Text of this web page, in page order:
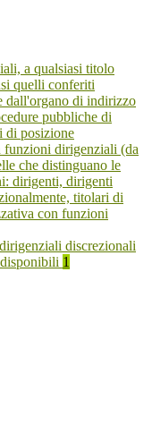
a qualsiasi titolo
quelli conferiti
dall'organo di indirizzo
pubbliche di
di posizione
funzioni dirigenziali (da
che distinguano le
dirigenti, dirigenti
titolari di
con funzioni
discrezionali
1